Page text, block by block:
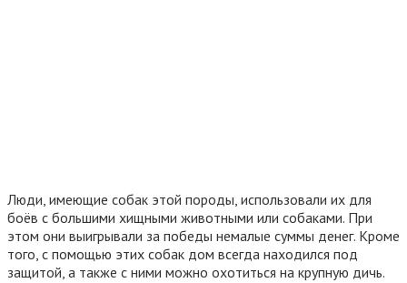
Люди, имеющие собак этой породы, использовали их для
боёв с большими хищными животными или собаками. При
этом они выигрывали за победы немалые суммы денег. Кроме
того, с помощью этих собак дом всегда находился под
защитой, а также с ними можно охотиться на крупную дичь.